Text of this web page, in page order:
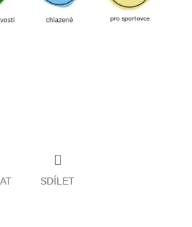
SDÍLET